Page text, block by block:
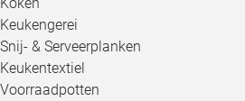
Keukengerei
Snij- & Serveerplanken
Keukentextiel
Voorraadpotten